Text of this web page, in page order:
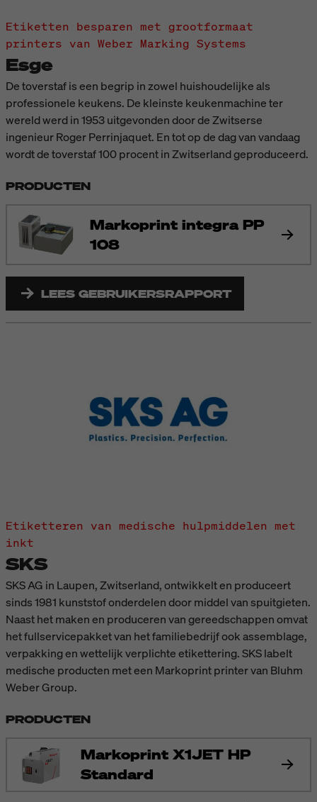
Etiketten besparen met grootformaat
printers van Weber Marking Systems
Esge
De toverstaf is een begrip in zowel huishoudelijke als
professionele keukens. De kleinste keukenmachine ter
wereld werd in 1953 uitgevonden door de Zwitserse
ingenieur Roger Perrinjaquet. En tot op de dag van vandaag
wordt de toverstaf 100 procent in Zwitserland geproduceerd.
PRODUCTEN
Markoprint integra PP
108
LEES GEBRUIKERSRAPPORT
Etiketteren van medische hulpmiddelen met
inkt
SKS
SKS AG in Laupen, Zwitserland, ontwikkelt en produceert
sinds 1981 kunststof onderdelen door middel van spuitgieten.
Naast het maken en produceren van gereedschappen omvat
het fullservicepakket van het familiebedrijf ook assemblage,
verpakking en wettelijk verplichte etikettering. SKS labelt
medische producten met een Markoprint printer van Bluhm
Weber Group.
PRODUCTEN
Markoprint X1JET HP
Standard